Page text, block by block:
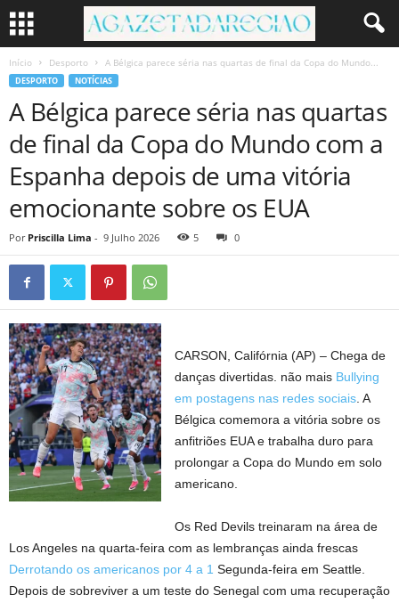
Início Desporto A Bélgica parece séria nas quartas de final da Copa do Mundo...
DESPORTO NOTÍCIAS
A Bélgica parece séria nas quartas
de final da Copa do Mundo com a
Espanha depois de uma vitória
emocionante sobre os EUA
Por Priscilla Lima - 9 Julho 2026 5 0
CARSON, Califórnia (AP) – Chega de
danças divertidas. não mais Bullying
em postagens nas redes sociais . A
Bélgica comemora a vitória sobre os
anfitriões EUA e trabalha duro para
prolongar a Copa do Mundo em solo
americano.
Os Red Devils treinaram na área de
Los Angeles na quarta-feira com as lembranças ainda frescas
Derrotando os americanos por 4 a 1 Segunda-feira em Seattle.
Depois de sobreviver a um teste do Senegal com uma recuperação